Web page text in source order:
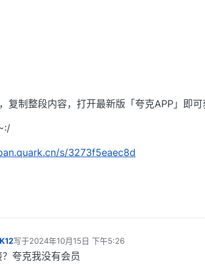
复制整段内容，打开最新版「夸克APP」即可
s/3273f5eaec8d
写于2024年10月15日 下午5:26
最后由 编辑
夸克我没有会员